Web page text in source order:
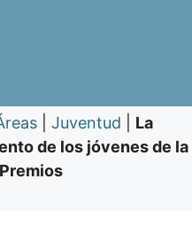
Juventud
La
de los jóvenes de la